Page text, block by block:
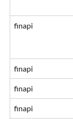
finapi
finapi
finapi
finapi